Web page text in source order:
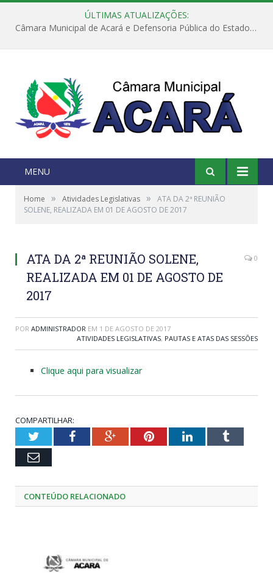
ÚLTIMAS ATUALIZAÇÕES:
Câmara Municipal de Acará e Defensoria Pública do Estado, promovem Ação Balcão de Direitos
MENU
Home » Atividades Legislativas »
ATA DA 2ª REUNIÃO
SOLENE, REALIZADA EM 01 DE AGOSTO DE 2017
ATA DA 2ª REUNIÃO SOLENE,
REALIZADA EM 01 DE AGOSTO DE
2017
0
POR ADMINISTRADOR EM 1 DE AGOSTO DE 2017
ATIVIDADES LEGISLATIVAS, PAUTAS E ATAS DAS SESSÕES
Clique aqui para visualizar
COMPARTILHAR:
TwitterFacebookGoogle+PinterestLinkedInTumblr
Email
CONTEÚDO RELACIONADO